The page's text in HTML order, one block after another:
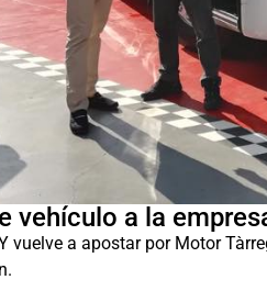
vehículo a la
vuelve a apostar por Motor